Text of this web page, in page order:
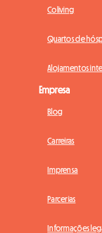
Coliving
Quartos de
Alojamentos
Empresa
Blog
Carreiras
Imprensa
Parcerias
Informações